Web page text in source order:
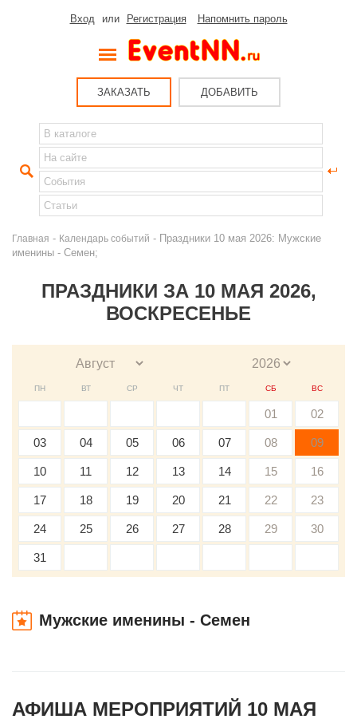
Вход или Регистрация Напомнить пароль
ЗАКАЗАТЬ ДОБАВИТЬ
Главная - Календарь событий - Праздники 10 мая 2026: Мужские
именины - Семен;
ПРАЗДНИКИ ЗА 10 МАЯ 2026,
ВОСКРЕСЕНЬЕ
ПН ВТ СР ЧТ ПТ СБ ВС
01 02
03 04 05 06 07 08 09
10 11 12 13 14 15 16
17 18 19 20 21 22 23
24 25 26 27 28 29 30
31
Мужские именины - Семен
АФИША МЕРОПРИЯТИЙ 10 МАЯ